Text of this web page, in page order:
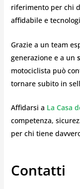
riferimento per chi
affidabile e
Grazie a un team
generazione e a un
motociclista può
tornare subito in
Affidarsi a La Casa
competenza,
per chi tiene
Contatti